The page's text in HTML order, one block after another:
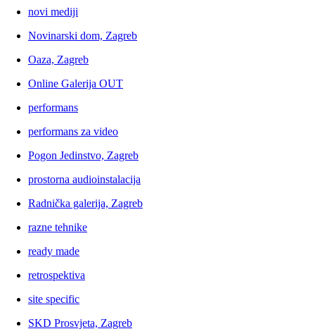
novi mediji
Novinarski dom, Zagreb
Oaza, Zagreb
Online Galerija OUT
performans
performans za video
Pogon Jedinstvo, Zagreb
prostorna audioinstalacija
Radnička galerija, Zagreb
razne tehnike
ready made
retrospektiva
site specific
SKD Prosvjeta, Zagreb